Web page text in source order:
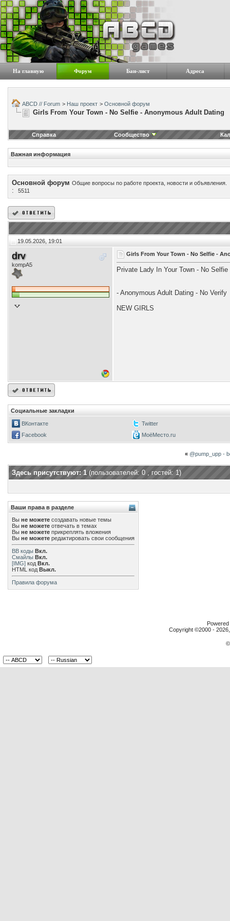
На главную Форум Бан-лист Адреса
ABCD // Forum > Наш проект > Основной форум
Girls From Your Town - No Selfie - Anonymous Adult Dating
Справка Сообщество
Важная информация
Основной форум Общие вопросы по работе проекта, новости и объявления.
: 5511
19.05.2026, 19:01
drv
kompA5
Girls From Your Town - No Selfie -
Private Lady In Your Town - No
- Anonymous Adult Dating - No Verify
NEW GIRLS
Социальные закладки
ВКонтакте
Twitter
Facebook
МоёМесто.ru
« @pump_upp -
Здесь присутствуют: 1 (пользователей: 0 , гостей: 1)
Ваши права в разделе
Вы не можете создавать новые темы
Вы не можете отвечать в темах
Вы не можете прикреплять вложения
Вы не можете редактировать свои сообщения
BB коды Вкл.
Смайлы Вкл.
[IMG] код Вкл.
HTML код Выкл.
Правила форума
Copyright ©2000 -
©